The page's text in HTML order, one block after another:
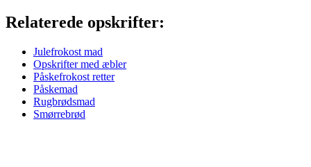
Relaterede opskrifter:
Julefrokost mad
Opskrifter med æbler
Påskefrokost retter
Påskemad
Rugbrødsmad
Smørrebrød